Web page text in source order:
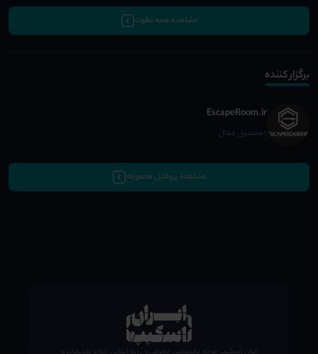
مشاهده همه نظرات
برگزار کننده
EscapeRoom.ir
1 محصول فعال
مشاهده پروفایل مجموعه